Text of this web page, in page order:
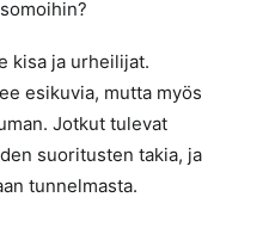
kisa ja urheilijat.
esikuvia, mutta myös
Jotkut tulevat
suoritusten takia, ja
tunnelmasta.